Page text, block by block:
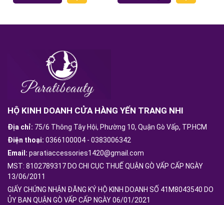
HỘ KINH DOANH CỬA HÀNG YẾN TRANG NHI
Địa chỉ: 75/6 Thông Tây Hội, Phường 10, Quận Gò Vấp, TP.HCM
Điện thoại: 0366100004 - 0383006342
Email: paratiaccessories1420@gmail.com
MST: 8102789317 DO CHI CỤC THUẾ QUẬN GÒ VẤP CẤP NGÀY
13/06/2011
GIẤY CHỨNG NHẬN ĐĂNG KÝ HỘ KINH DOANH SỐ 41M8043540 DO
ỦY BAN QUẬN GÒ VẤP CẤP NGÀY 06/01/2021